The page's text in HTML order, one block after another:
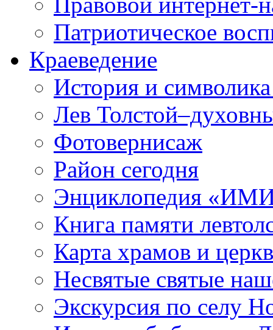
Патриотическое
Краеведение
История и
Лев
Фотовернисаж
Район сегодня
Энциклопедия «ИМИ
Книга памяти
Карта храмов и
Несвятые святые
Экскурсия по селу